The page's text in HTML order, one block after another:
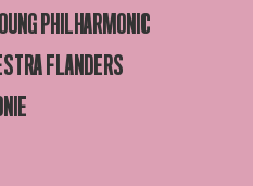
PHILHARMONIC
FLANDERS